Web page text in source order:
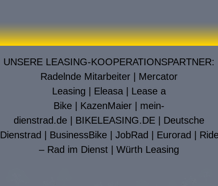
UNSERE LEASING-KOOPERATIONSPARTNER:
Radelnde Mitarbeiter
Mercator
Leasing
Eleasa
Lease a
Bike
KazenMaier
mein-
dienstrad.de
BIKELEASING.DE
Deutsche
Dienstrad
BusinessBike JobRad Eurorad
– Rad im Dienst
Würth Leasing